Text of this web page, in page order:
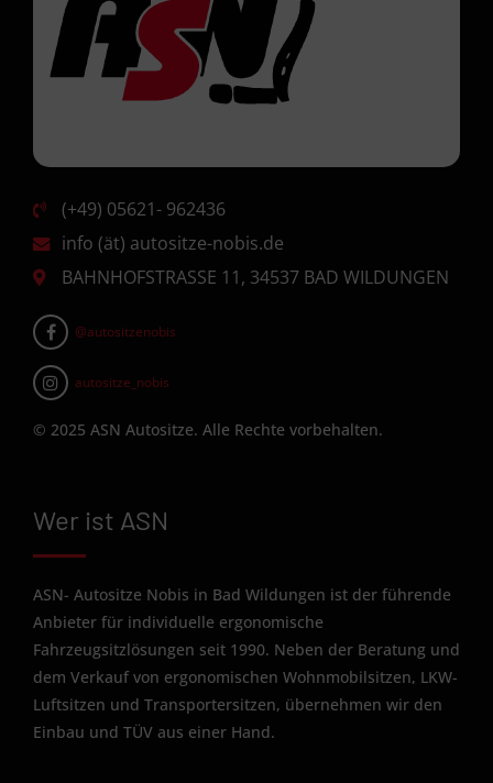
(+49) 05621- 962436
info (ät) autositze-nobis.de
BAHNHOFSTRASSE 11, 34537 BAD WILDUNGEN
@autositzenobis
autositze_nobis
© 2025 ASN Autositze. Alle Rechte vorbehalten.
Wer ist ASN
ASN- Autositze Nobis in Bad Wildungen ist der führende
Anbieter für individuelle ergonomische
Fahrzeugsitzlösungen seit 1990. Neben der Beratung und
dem Verkauf von ergonomischen Wohnmobilsitzen, LKW-
Luftsitzen und Transportersitzen, übernehmen wir den
Einbau und TÜV aus einer Hand.